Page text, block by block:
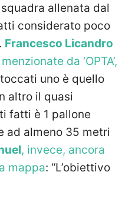
allenata dal
considerato poco
Francesco Licandro
da ‘OPTA’,
uno è quello
altro il quasi
fatti è 1 pallone
ad almeno 35 metri
, invece, ancora
mappa: “L’obiettivo